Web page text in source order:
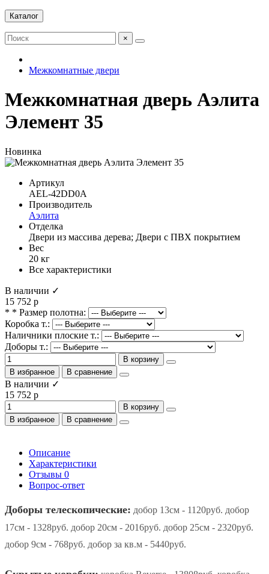
Каталог
×
Межкомнатные двери
Межкомнатная дверь Аэлита
Элемент 35
Новинка
Артикул
AEL-42DD0A
Производитель
Аэлита
Отделка
Двери из массива дерева; Двери с ПВХ покрытием
Вес
20 кг
Все характеристики
В наличии ✓
15 752 р
* * Размер полотна:
Коробка т.:
Наличники плоские т.:
Доборы т.:
В корзину
В избранное
В сравнение
В наличии ✓
15 752 р
В корзину
В избранное
В сравнение
Описание
Характеристики
Отзывы 0
Вопрос-ответ
Доборы телескопические: добор 13см - 1120руб. добор
17см - 1328руб. добор 20см - 2016руб. добор 25см - 2320руб.
добор 9см - 768руб. добор за кв.м - 5440руб.